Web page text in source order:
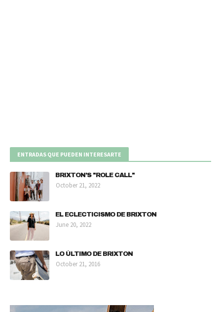
ENTRADAS QUE PUEDEN INTERESARTE
BRIXTON'S "ROLE CALL"
October 21, 2022
EL ECLECTICISMO DE BRIXTON
June 20, 2022
LO ÚLTIMO DE BRIXTON
October 21, 2016